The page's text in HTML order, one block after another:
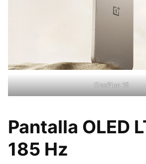
OnePlus 15
Pantalla OLED
185 Hz